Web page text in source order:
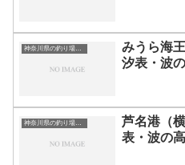
神奈川県の釣り場一覧
みうら海
汐表・波
神奈川県の釣り場一覧
芦名港（
表・波の